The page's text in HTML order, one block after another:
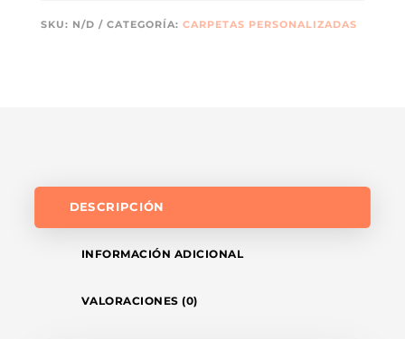
SKU: N/D CATEGORÍA: CARPETAS PERSONALIZADAS
DESCRIPCIÓN
INFORMACIÓN ADICIONAL
VALORACIONES (0)